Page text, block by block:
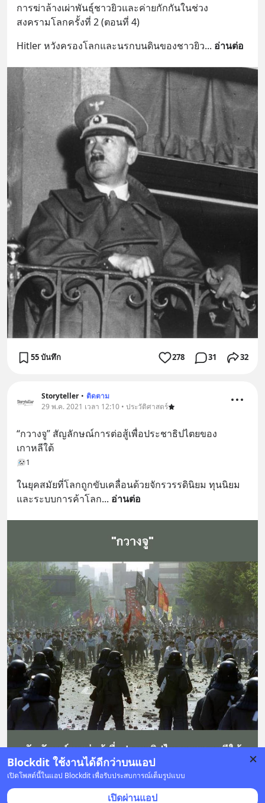
Blockdit ใช้งานได้ดีกว่าบนแอป
เปิดโพสต์นี้ในแอป Blockdit เพื่อรับประสบการณ์เต็มรูปแบบ
เปิดผ่านแอป
การฆ่าล้างเผ่าพันธุ์ชาวยิวและค่ายกักกันในช่วง
สงครามโลกครั้งที่ 2 (ตอนที่ 4)
Hitler หวังครองโลกและนรกบนดินของชาวยิว... อ่านต่อ
55 บันทึก 278 31 32
Storyteller • ติดตาม
29 พ.ค. 2021 เวลา 12:10 • ประวัติศาสตร์
“กวางจู” สัญลักษณ์การต่อสู้เพื่อประชาธิปไตยของ
เกาหลีใต้
1
ในยุคสมัยที่โลกถูกขับเคลื่อนด้วยจักรวรรดินิยม ทุนนิยม
และระบบการค้าโลก... อ่านต่อ
93 บันทึก 98 4 75